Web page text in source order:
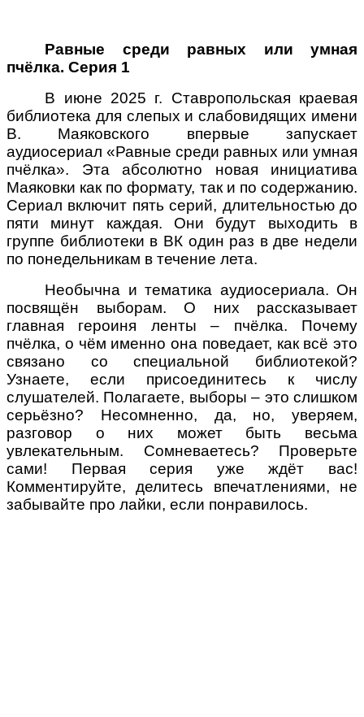
Равные среди равных или умная
пчёлка. Серия 1
В июне 2025 г. Ставропольская краевая
библиотека для слепых и слабовидящих имени
В. Маяковского впервые запускает
аудиосериал «Равные среди равных или умная
пчёлка». Эта абсолютно новая инициатива
Маяковки как по формату, так и по содержанию.
Сериал включит пять серий, длительностью до
пяти минут каждая. Они будут выходить в
группе библиотеки в ВК один раз в две недели
по понедельникам в течение лета.
Необычна и тематика аудиосериала. Он
посвящён выборам. О них рассказывает
главная героиня ленты – пчёлка. Почему
пчёлка, о чём именно она поведает, как всё это
связано со специальной библиотекой?
Узнаете, если присоединитесь к числу
слушателей. Полагаете, выборы – это слишком
серьёзно? Несомненно, да, но, уверяем,
разговор о них может быть весьма
увлекательным. Сомневаетесь? Проверьте
сами! Первая серия уже ждёт вас!
Комментируйте, делитесь впечатлениями, не
забывайте про лайки, если понравилось.